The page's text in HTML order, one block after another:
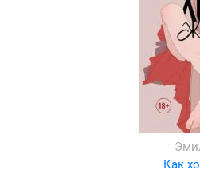
Как